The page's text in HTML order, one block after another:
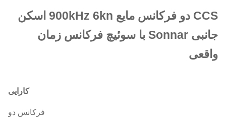
CCS دو فرکانس مایع 900kHz 6kn اسکن
جانبی Sonnar با سوئیچ فرکانس زمان
واقعی
کارایی
فرکانس دو